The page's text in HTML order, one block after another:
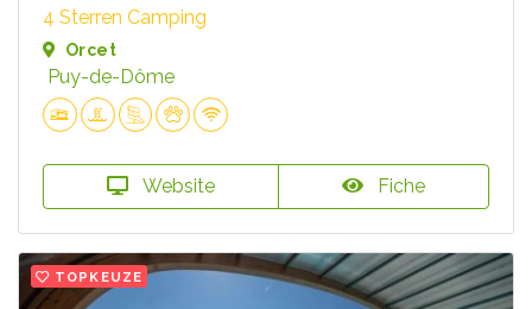
4 Sterren Camping
Orcet
Puy-de-Dôme
Website Fiche
TOPKEUZE